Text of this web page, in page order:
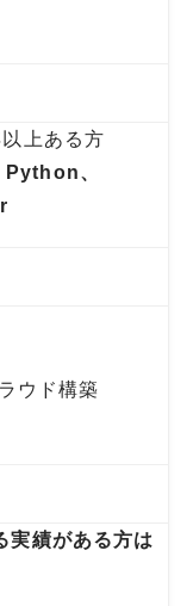
上ある方
、
ウド構築
実績がある方は